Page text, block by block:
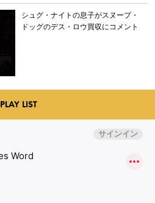
シュグ・ナイトの息子がスヌープ・
ドッグのデス・ロウ買収にコメント
PLAY LIST